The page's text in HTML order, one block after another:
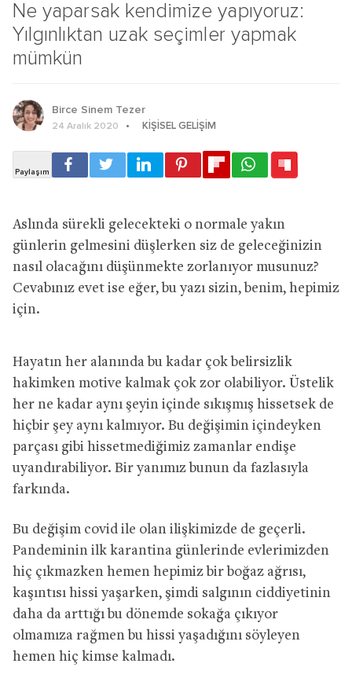
Ne yaparsak kendimize yapıyoruz:
Yılgınlıktan uzak seçimler yapmak
mümkün
Birce Sinem Tezer
24 Aralık 2020 KIŞISEL GELIŞIM
Aslında sürekli gelecekteki o normale yakın
günlerin gelmesini düşlerken siz de geleceğinizin
nasıl olacağını düşünmekte zorlanıyor musunuz?
Cevabınız evet ise eğer, bu yazı sizin, benim, hepimiz
için.
Hayatın her alanında bu kadar çok belirsizlik
hakimken motive kalmak çok zor olabiliyor. Üstelik
her ne kadar aynı şeyin içinde sıkışmış hissetsek de
hiçbir şey aynı kalmıyor. Bu değişimin içindeyken
parçası gibi hissetmediğimiz zamanlar endişe
uyandırabiliyor. Bir yanımız bunun da fazlasıyla
farkında.
Bu değişim covid ile olan ilişkimizde de geçerli.
Pandeminin ilk karantina günlerinde evlerimizden
hiç çıkmazken hemen hepimiz bir boğaz ağrısı,
kaşıntısı hissi yaşarken, şimdi salgının ciddiyetinin
daha da arttığı bu dönemde sokağa çıkıyor
olmamıza rağmen bu hissi yaşadığını söyleyen
hemen hiç kimse kalmadı.